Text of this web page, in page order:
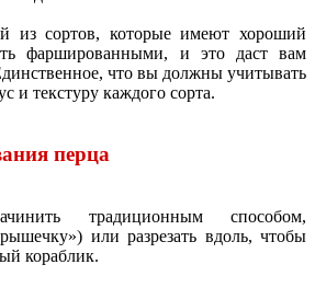
из сортов, которые имеют хороший
фаршированными, и это даст вам
что вы должны учитывать
и текстуру каждого сорта.
перца
традиционным способом,
или разрезать вдоль, чтобы
кораблик.